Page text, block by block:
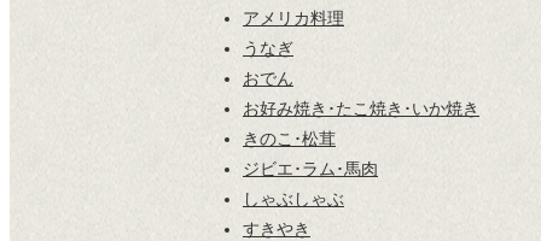
アメリカ料理
うなぎ
おでん
お好み焼き･たこ焼き･いか焼き
きのこ･松茸
ジビエ･ラム･馬肉
しゃぶしゃぶ
すきやき